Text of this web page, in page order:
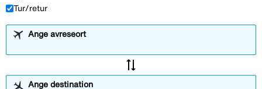
Tur/retur
Ange avreseort
sync_alt
Ange destination